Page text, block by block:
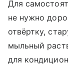
Для
не нужно
отвёртку,
мыльный
для